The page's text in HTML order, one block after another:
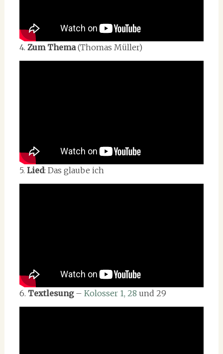
4. Zum Thema(Thomas Müller)
5. Lied: Das glaube ich
6. Textlesung– Kolosser 1, 28 und 29